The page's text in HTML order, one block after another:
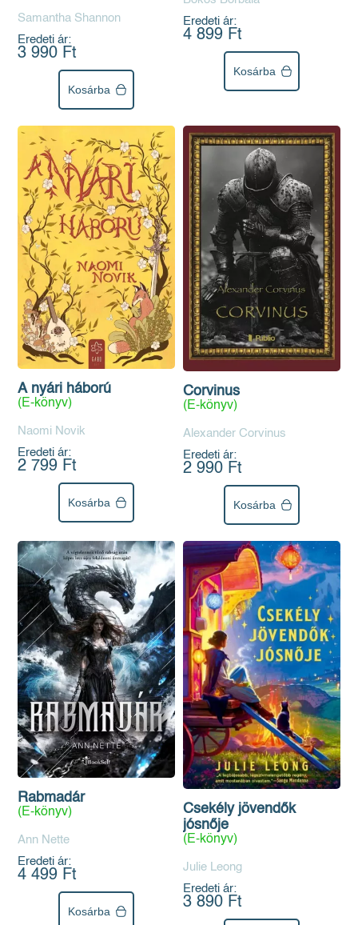
Samantha Shannon
Eredeti ár:
3 990 Ft
Kosárba
Eredeti ár:
4 899 Ft
Kosárba
A nyári háború
(E-könyv)
Naomi Novik
Eredeti ár:
2 799 Ft
Kosárba
Corvinus
(E-könyv)
Alexander Corvinus
Eredeti ár:
2 990 Ft
Kosárba
Rabmadár
(E-könyv)
Ann Nette
Eredeti ár:
4 499 Ft
Kosárba
Csekély jövendők
jósnője
(E-könyv)
Julie Leong
Eredeti ár:
3 890 Ft